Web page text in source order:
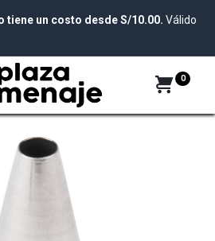
tiene un costo desde S/10.00. Válido
0